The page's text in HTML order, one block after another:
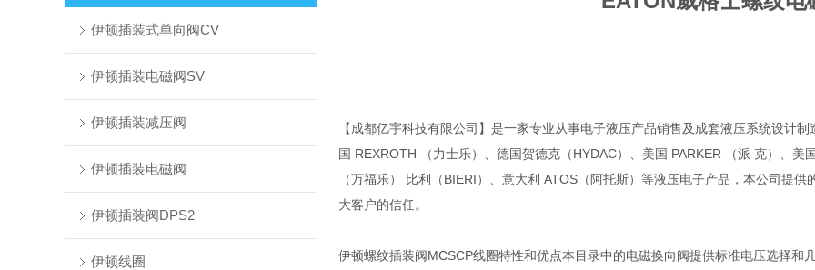
伊顿插装式单向阀CV
伊顿插装电磁阀SV
伊顿插装减压阀
伊顿插装电磁阀
伊顿插装阀DPS2
伊顿线圈
【成都亿宇科技有限公司】是一家专业从事电子液压产品销售及成套液压系统设计
国 REXROTH （力士乐）、德国贺德克（HYDAC）、美国 PARKER （派 克）、
（万福乐） 比利（BIERI）、意大利 ATOS（阿托斯）等液压电子产品，本公司提
大客户的信任。
伊顿螺纹插装阀MCSCP线圈特性和优点本目录中的电磁换向阀提供标准电压选择和